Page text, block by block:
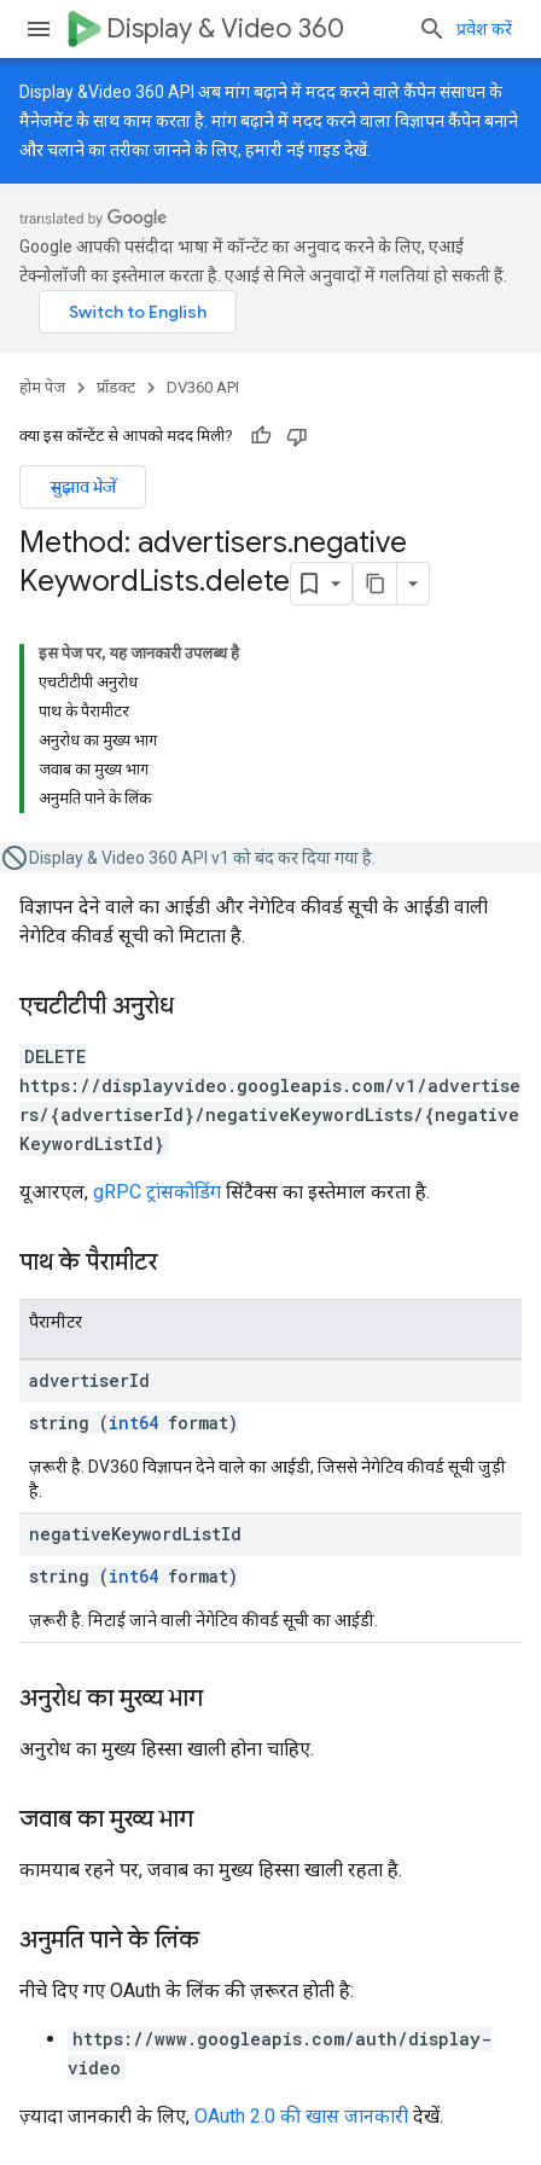
Display & Video 360 प्रवेश करें
Display &Video 360 API अब मांग बढ़ाने में मदद करने वाले कैंपेन संसाधन के
मैनेजमेंट के साथ काम करता है. मांग बढ़ाने में मदद करने वाला विज्ञापन कैंपेन बनाने
और चलाने का तरीका जानने के लिए, हमारीनई गाइडदेखें.
Google आपकी पसंदीदा भाषा में कॉन्टेंट का अनुवाद करने के लिए, एआई
टेक्नोलॉजी का इस्तेमाल करता है. एआई से मिले अनुवादों में गलतियां हो सकती हैं.
होम पेज प्रॉडक्ट DV360 API
क्या इस कॉन्टेंट से आपको मदद मिली?
सुझाव भेजें
Method: advertisers.negative
KeywordLists.delete
इस पेज पर, यह जानकारी उपलब्ध है
एचटीटीपी अनुरोध
पाथ के पैरामीटर
अनुरोध का मुख्य भाग
जवाब का मुख्य भाग
अनुमति पाने के लिंक
Display & Video 360 API v1 को बंद कर दिया गया है.
विज्ञापन देने वाले का आईडी और नेगेटिव कीवर्ड सूची के आईडी वाली
नेगेटिव कीवर्ड सूची को मिटाता है.
एचटीटीपी अनुरोध
DELETE
https://displayvideo.googleapis.com/v1/advertise
rs/{advertiserId}/negativeKeywordLists/{negative
KeywordListId}
यूआरएल, gRPC ट्रांसकोडिंग सिंटैक्स का इस्तेमाल करता है.
पाथ के पैरामीटर
पैरामीटर
advertiserId
string (int64 format)
ज़रूरी है. DV360 विज्ञापन देने वाले का आईडी, जिससे नेगेटिव कीवर्ड सूची जुड़ी
है.
negativeKeywordListId
string (int64 format)
ज़रूरी है. मिटाई जाने वाली नेगेटिव कीवर्ड सूची का आईडी.
अनुरोध का मुख्य भाग
अनुरोध का मुख्य हिस्सा खाली होना चाहिए.
जवाब का मुख्य भाग
कामयाब रहने पर, जवाब का मुख्य हिस्सा खाली रहता है.
अनुमति पाने के लिंक
नीचे दिए गए OAuth के लिंक की ज़रूरत हाेती है:
https://www.googleapis.com/auth/display-
video
ज़्यादा जानकारी के लिए, OAuth 2.0 की खास जानकारी देखें.